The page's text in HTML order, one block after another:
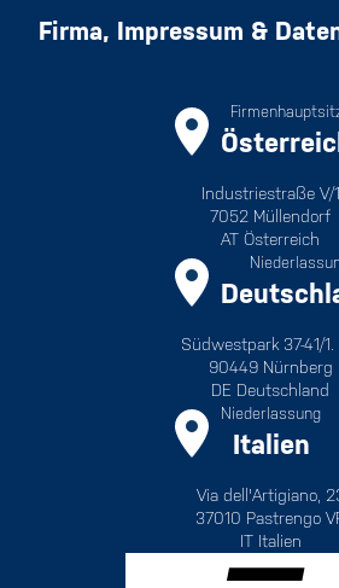
Firma, Impressum &
Industriestraße V/1
7052 Müllendorf
AT Österreich
Südwestpark 37-41/1.
90449 Nürnberg
DE Deutschland
Niederlassung
Italien
Via dell'Artigiano,
37010 Pastrengo
IT Italien